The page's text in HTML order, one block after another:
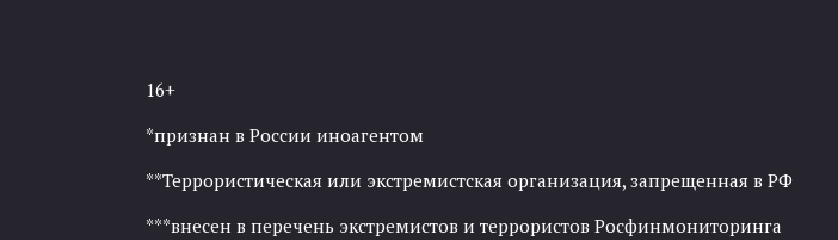
16+
*признан в России иноагентом
**Террористическая или экстремистская организация, запрещенная в РФ
***внесен в перечень экстремистов и террористов Росфинмониторинга